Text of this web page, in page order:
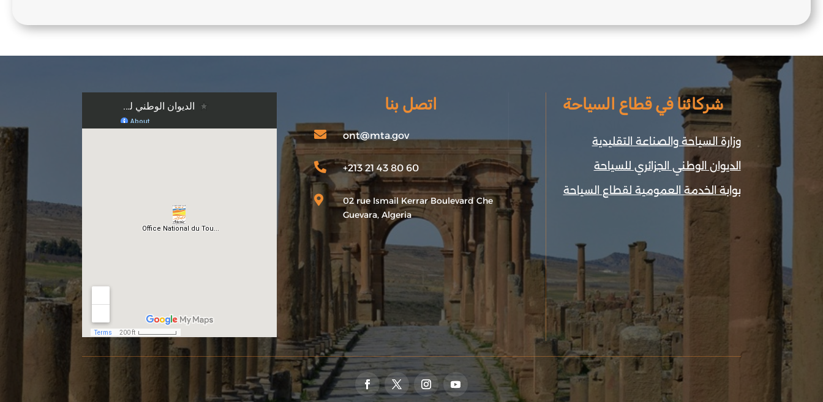
اتصل بنا
 ont@mta.gov
 +213 21 43 80 60

02 rue Ismail Kerrar Boulevard Che
Guevara, Algeria
شركائنا في قطاع السياحة
وزارة السياحة والصناعة التقليدية
الديوان الوطني الجزائري للسياحة
بوابة الخدمة العمومية لقطاع السياحة